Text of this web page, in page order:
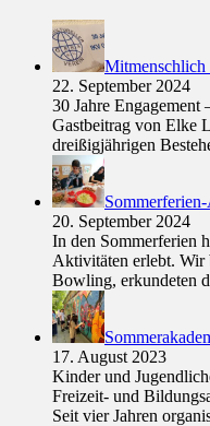
Mitmenschlich
22. September 2024
30 Jahre Engagement
Gastbeitrag von Elke
dreißigjährigen
20. September 2024
In den Sommerferien
Aktivitäten erlebt. Wir
Bowling, erkundeten
17. August 2023
Kinder und
Freizeit- und
Seit vier Jahren